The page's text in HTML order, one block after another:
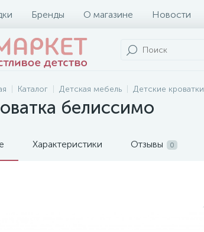
Бренды О магазине Новости
Каталог Детская мебель Детские кроватки
белиссимо
Характеристики Отзывы 0